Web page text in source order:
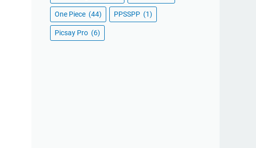
One Piece (44) PPSSPP (1)
Picsay Pro (6)